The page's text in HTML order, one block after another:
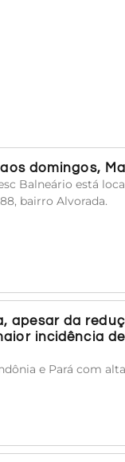
domingos,
Balneário está
bairro Alvorada.
apesar da
incidência
e Pará com